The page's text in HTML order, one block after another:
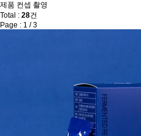
제품 컨셉 촬영
Total : 28건
Page : 1 / 3